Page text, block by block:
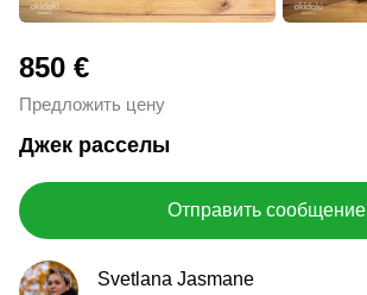
850 €
Предложить цену
Джек расселы
Отправить сообщение
Svetlana Jasmane